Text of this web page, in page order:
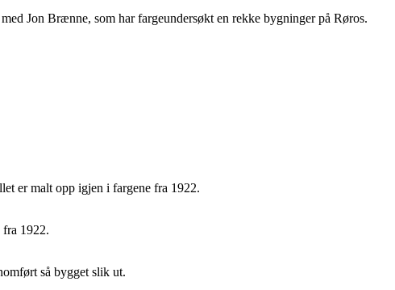
Jon Brænne, som har fargeundersøkt en rekke bygninger på Røros.
er malt opp igjen i fargene fra 1922.
fra 1922.
så bygget slik ut.